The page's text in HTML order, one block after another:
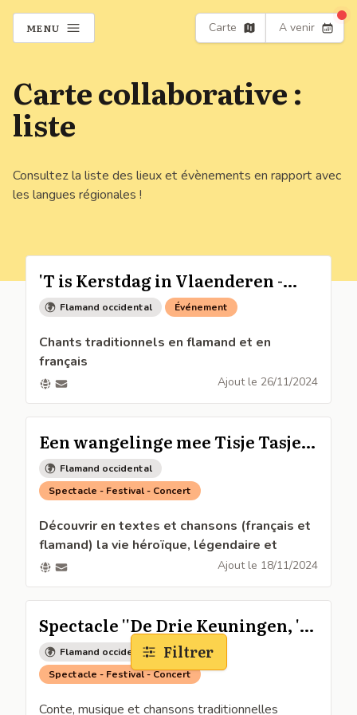
Carte collaborative :
liste
Consultez la liste des lieux et évènements en rapport avec
les langues régionales !
'T is Kerstdag in Vlaenderen -
Noël en Flandre
Flamand occidental Événement
Chants traditionnels en flamand et en
français
Noël aux chandelles avec le trio Om Eën Keër
Samedi 7 décembre à 20h à l'église de
Bergues
Ajout le 26/11/2024
Een wangelinge mee Tisje Tasje -
Balade en Flandre
Flamand occidental
Spectacle - Festival - Concert
Découvrir en textes et chansons (français et
flamand) la vie héroïque, légendaire et
romancée du plus célèbre des colporteurs,
Tisje-Tasje.
Spectacle dans les pas de Tisje-Tasje le 23
novembre à 16h à la maison de la bataille de
Noordpeene 59
Spectacle avec Lysiane Degand, Marie-Christine
Lambrecht, Antoine Quaghebeur et Joël Devos
Ajout le 18/11/2024
Spectacle ''De Drie Keuningen, 't
is oek een vierden ! Le 4ème Roi
Mage !
Flamand occidental
Spectacle - Festival - Concert
Conte, musique et chansons traditionnelles
MENU Carte A venir
Filtrer